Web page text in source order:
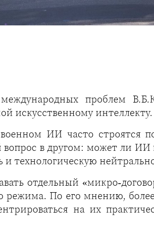
проблем
искусственному интеллекту.
ИИ часто строятся
вопрос в другом: может ли
технологическую
отдельный
режима. По его мнению,
на их